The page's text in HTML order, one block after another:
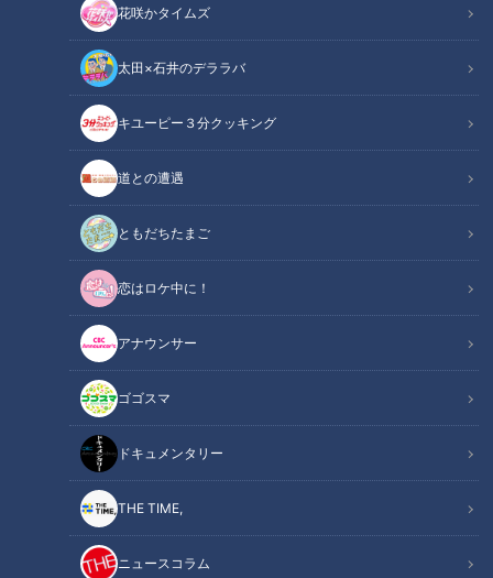
花咲かタイムズ
太田×石井のデララバ
キユーピー３分クッキング
道との遭遇
ともだちたまご
恋はロケ中に！
アナウンサー
ゴゴスマ
ドキュメンタリー
THE TIME,
ニュースコラム
CBCテレビ『道との遭遇』
道との遭遇
「道との遭遇」記事
ミキの昴生と亜生がMCを務める、全国の道に特化したバラエ
ティ番組『道との遭遇』。今回は、歴史の痕跡を残す“古道”を
愛してやまない道マニア歴26年の荻窪圭さんが、東京と静岡
を結ぶ古道を巡ります。
「国道246号」の前身の古道「矢倉沢往還」
246と矢倉沢往還が分かれる重要なポイントへ
宿場町だった世田谷エリア 「ボロ市通り」から多摩川へ
オススメ関連コンテンツ